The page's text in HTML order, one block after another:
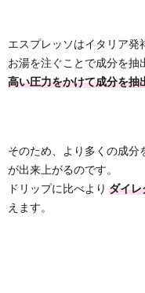
エスプレッソはイタリア発
お湯を注ぐことで成分を抽
高い圧力をかけて成分を抽
そのため、より多くの成分
が出来上がるのです。
ドリップに比べより ダイレ
えます。